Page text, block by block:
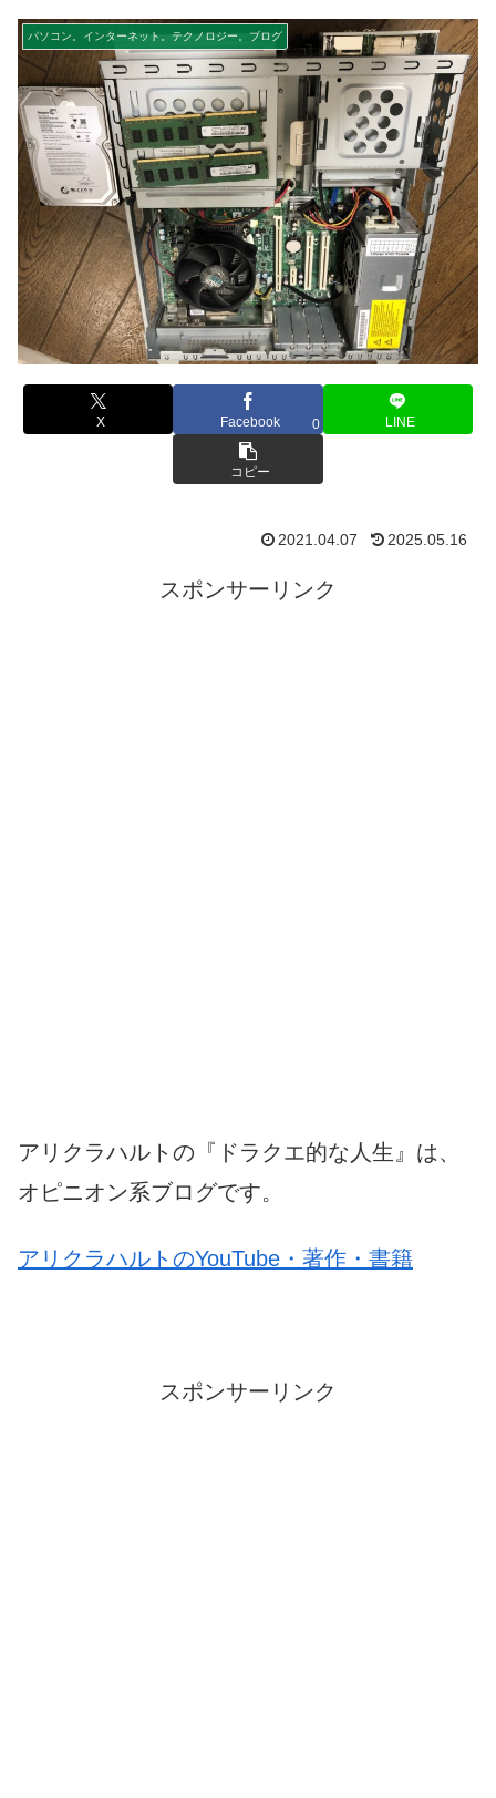
パソコン。インターネット。テクノロジー。ブログ
X Facebook 0 LINE
コピー
2021.04.07 2025.05.16
スポンサーリンク
アリクラハルトの『ドラクエ的な人生』は、
オピニオン系ブログです。
アリクラハルトのYouTube・著作・書籍
スポンサーリンク